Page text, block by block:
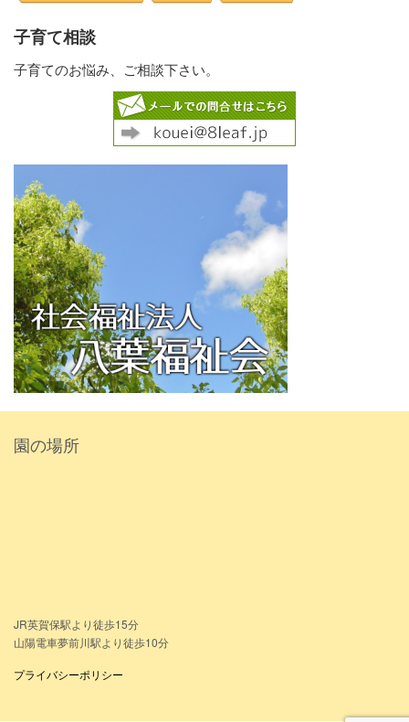
子育て相談
子育てのお悩み、ご相談下さい。
園の場所
JR英賀保駅より徒歩15分
山陽電車夢前川駅より徒歩10分
プライバシーポリシー